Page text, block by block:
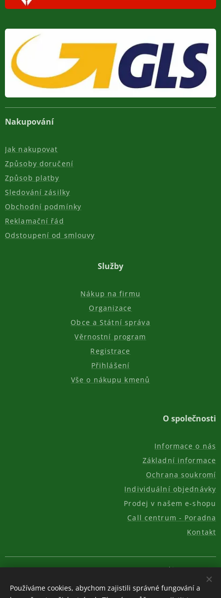
Nakupování
Jak nakupovat
Způsoby doručení
Způsob platby
Sledování zásilky
Obchodní podmínky
Reklamační řád
Odstoupení od smlouvy
Služby
Nákup na firmu
Organizace
Obce a Státní správa
Věrnostní program
Registrace
Přihlášení
Vše o nákupu kmenů
O společnosti
Informace o nás
Základní informace
Ochrana soukromí
Individuální objednávky
Prodej v našem e-shopu
Call centrum - Poradna
Kontakt
© 2011-2026, AKC REAL GROUP s.r.o. Cookies
Měna
Používáme cookies, abychom zajistili správné fungování a